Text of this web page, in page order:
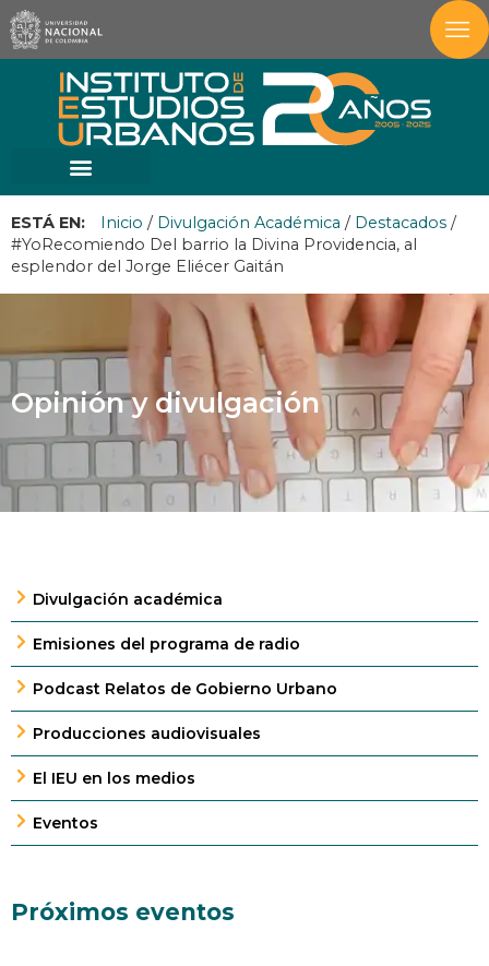
ESTÁ EN: Inicio / Divulgación Académica / Destacados /
#YoRecomiendo Del barrio la Divina Providencia, al
esplendor del Jorge Eliécer Gaitán
Opinión y divulgación
Divulgación académica
Emisiones del programa de radio
Podcast Relatos de Gobierno Urbano
Producciones audiovisuales
El IEU en los medios
Eventos
Próximos eventos